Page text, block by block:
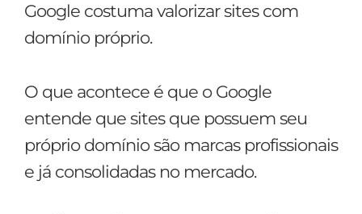
Google costuma valorizar sites com
domínio próprio.
O que acontece é que o Google
entende que sites que possuem seu
próprio domínio são marcas profissionais
e já consolidadas no mercado.